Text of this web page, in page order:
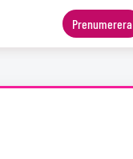
Prenumerera